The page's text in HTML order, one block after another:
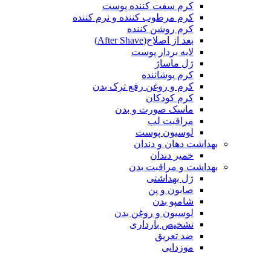
کرم سفت کننده پوست
کرم مرطوب کننده و نرم کننده
کرم روشن کننده
بعد از اصلاح(After Shave)
لایه بردار پوست
ژل ماساژ
کرم پوشاننده
کرم و روغن رفع ترک بدن
کرم کودکان
ماسک صورت و بدن
مراقبت لب
لوسیون پوست
بهداشت دهان و دندان
خمیر دندان
بهداشت و مراقبت بدن
ژل بهداشتی
صابون و پن
شامپو بدن
لوسیون و روغن بدن
تشخیص بارداری
ضد تعریق
موزدایی